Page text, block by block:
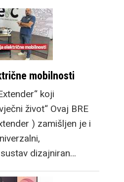
mobilnosti
koji
život“ Ovaj BRE
) zamišljen je i
dizajniran…